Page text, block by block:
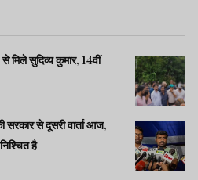
सुदिव्य कुमार, 14वीं
से दूसरी वार्ता आज,
निश्चित है